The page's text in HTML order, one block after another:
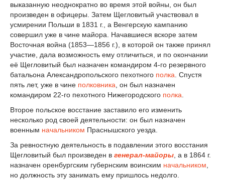
выказанную неоднократно во время этой войны, он был
произведен в офицеры. Затем Щегловитый участвовал в
усмирении Польши в 1831 г., а Венгерскую кампанию
совершил уже в чине майора. Начавшиеся вскоре затем
Восточная война (1853—1856 г.), в которой он также принял
участие, дала возможность ему отличиться, и по окончании
её Щегловитый был назначен командиром 4-го резервного
батальона Александропольского пехотного полка. Спустя
пять лет, уже в чине полковника, он был назначен
командиром 22-го пехотного Нижегородского полка.
Второе польское восстание заставило его изменить
несколько род своей деятельности: он был назначен
военным начальником Праснышского уезда.
За ревностную деятельность в подавлении этого восстания
Щегловитый был произведен в генерал-майоры , а в 1864 г.
назначен оренбургским губернским воинским начальником
но должность эту занимать ему пришлось недолго.